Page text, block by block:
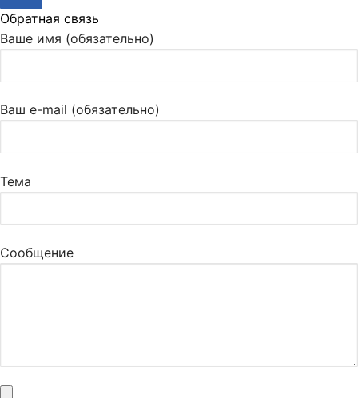
Обратная связь
Ваше имя (обязательно)
Ваш e-mail (обязательно)
Тема
Сообщение